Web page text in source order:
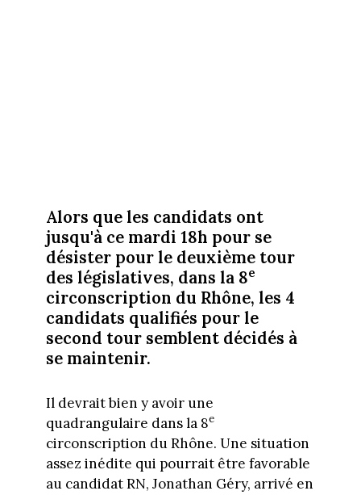
Alors que les candidats ont
jusqu'à ce mardi 18h pour se
désister pour le deuxième tour
des législatives, dans la 8e
circonscription du Rhône, les 4
candidats qualifiés pour le
second tour semblent décidés à
se maintenir.
Il devrait bien y avoir une
quadrangulaire dans la 8e
circonscription du Rhône. Une situation
assez inédite qui pourrait être favorable
au candidat RN, Jonathan Géry, arrivé en